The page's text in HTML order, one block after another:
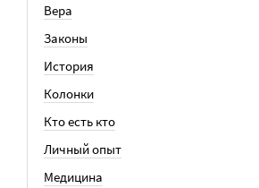
Вера
Законы
История
Колонки
Кто есть кто
Личный опыт
Медицина